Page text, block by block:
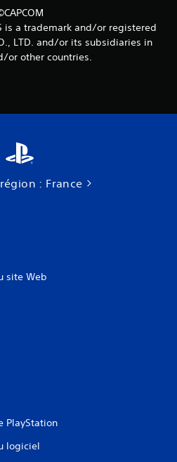
is a trademark and/or registered
LTD. and/or its subsidiaries in
or other countries.
: France
site Web
PlayStation
logiciel